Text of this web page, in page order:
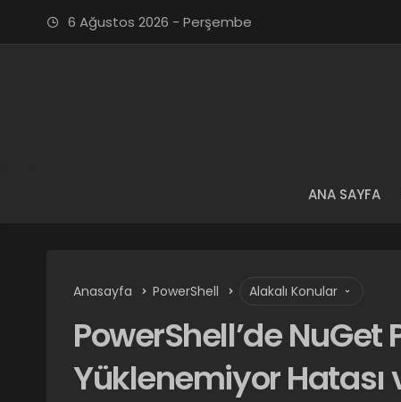
6 Ağustos 2026 - Perşembe
ANA SAYFA
Anasayfa PowerShell Alakalı Konular
PowerShell’de NuGet
Yüklenemiyor Hatası